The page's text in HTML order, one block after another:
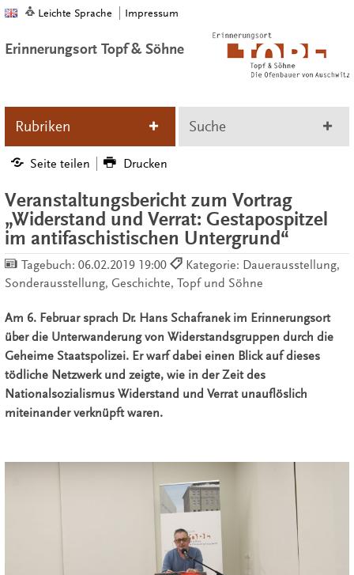
Leichte Sprache Impressum
Erinnerungsort Topf & Söhne
Rubriken Suche
Seite teilen Drucken
Veranstaltungsbericht zum Vortrag
„Widerstand und Verrat: Gestapospitzel
im antifaschistischen Untergrund“
Tagebuch: 06.02.2019 19:00
Kategorie: Dauerausstellung,
Sonderausstellung, Geschichte, Topf und Söhne
Am 6. Februar sprach Dr. Hans Schafranek im Erinnerungsort
über die Unterwanderung von Widerstandsgruppen durch die
Geheime Staatspolizei. Er warf dabei einen Blick auf dieses
tödliche Netzwerk und zeigte, wie in der Zeit des
Nationalsozialismus Widerstand und Verrat unauflöslich
miteinander verknüpft waren.